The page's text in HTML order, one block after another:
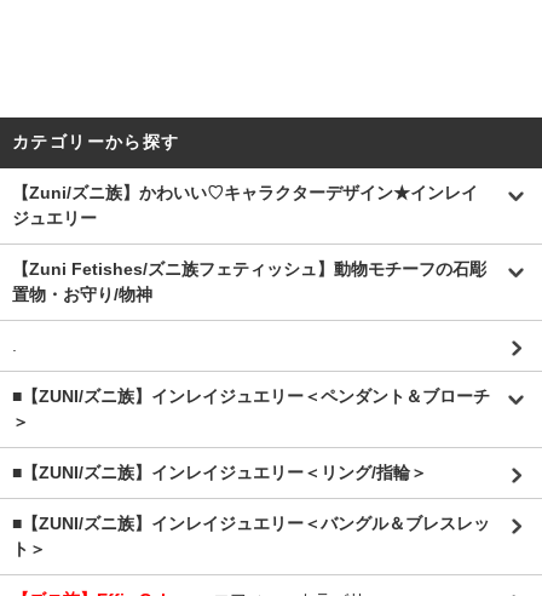
カテゴリーから探す
【Zuni/ズニ族】かわいい♡キャラクターデザイン★インレイ
ジュエリー
【Zuni Fetishes/ズニ族フェティッシュ】動物モチーフの石彫
置物・お守り/物神
■【ZUNI/ズニ族】インレイジュエリー＜ペンダント＆ブローチ
＞
■【ZUNI/ズニ族】インレイジュエリー＜リング/指輪＞
■【ZUNI/ズニ族】インレイジュエリー＜バングル＆ブレスレッ
ト＞